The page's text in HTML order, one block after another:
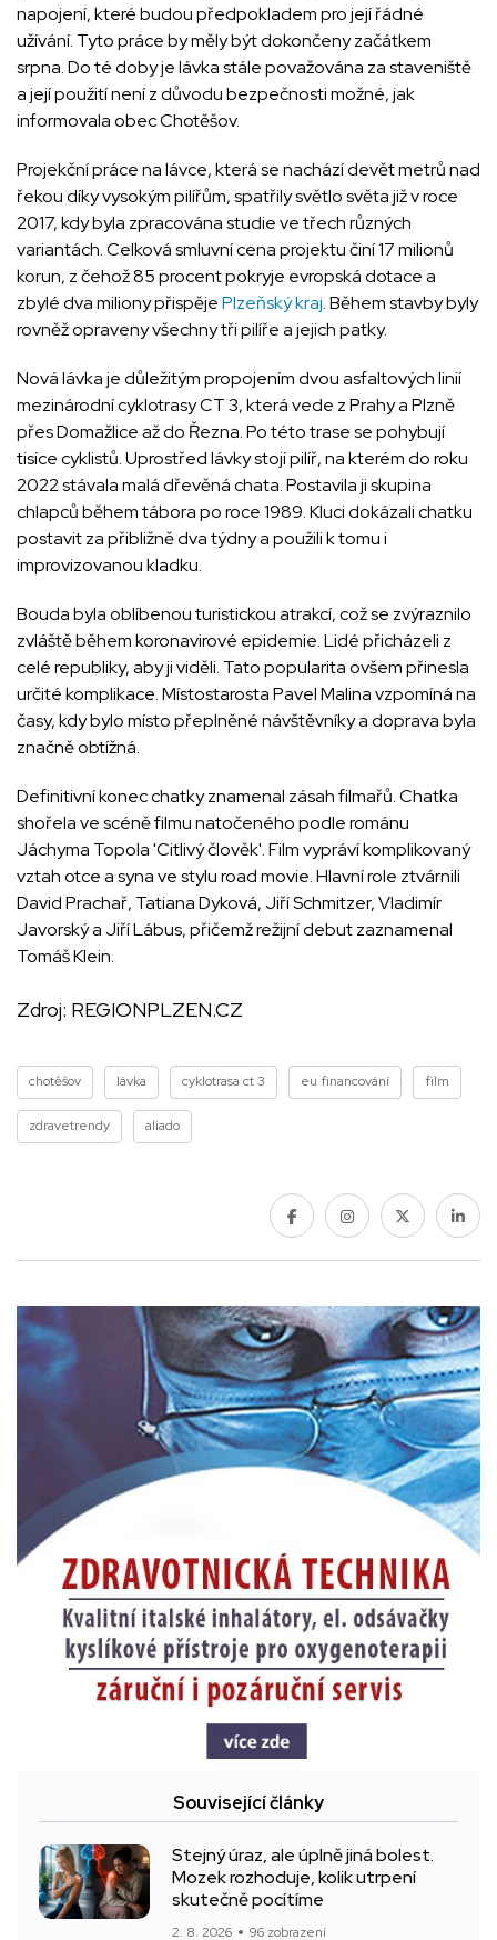
napojení, které budou předpokladem pro její řádné
užívání. Tyto práce by měly být dokončeny začátkem
srpna. Do té doby je lávka stále považována za staveniště
a její použití není z důvodu bezpečnosti možné, jak
informovala obec Chotěšov.
Projekční práce na lávce, která se nachází devět metrů nad
řekou díky vysokým pilířům, spatřily světlo světa již v roce
2017, kdy byla zpracována studie ve třech různých
variantách. Celková smluvní cena projektu činí 17 milionů
korun, z čehož 85 procent pokryje evropská dotace a
zbylé dva miliony přispějePlzeňský kraj. Během stavby byly
rovněž opraveny všechny tři pilíře a jejich patky.
Nová lávka je důležitým propojením dvou asfaltových linií
mezinárodní cyklotrasy CT 3, která vede z Prahy a Plzně
přes Domažlice až do Řezna. Po této trase se pohybují
tisíce cyklistů. Uprostřed lávky stojí pilíř, na kterém do roku
2022 stávala malá dřevěná chata. Postavila ji skupina
chlapců během tábora po roce 1989. Kluci dokázali chatku
postavit za přibližně dva týdny a použili k tomu i
improvizovanou kladku.
Bouda byla oblíbenou turistickou atrakcí, což se zvýraznilo
zvláště během koronavirové epidemie. Lidé přicházeli z
celé republiky, aby ji viděli. Tato popularita ovšem přinesla
určité komplikace. Místostarosta Pavel Malina vzpomíná na
časy, kdy bylo místo přeplněné návštěvníky a doprava byla
značně obtížná.
Definitivní konec chatky znamenal zásah filmařů. Chatka
shořela ve scéně filmu natočeného podle románu
Jáchyma Topola 'Citlivý člověk'. Film vypráví komplikovaný
vztah otce a syna ve stylu road movie. Hlavní role ztvárnili
David Prachař, Tatiana Dyková, Jiří Schmitzer, Vladimír
Javorský a Jiří Lábus, přičemž režijní debut zaznamenal
Tomáš Klein.
Zdroj: REGIONPLZEN.CZ
chotěšov lávka cyklotrasa ct 3 eu financování film
zdravetrendy aliado
Související články
Stejný úraz, ale úplně jiná bolest.
Mozek rozhoduje, kolik utrpení
skutečně pocítíme
2. 8. 2026 96 zobrazení